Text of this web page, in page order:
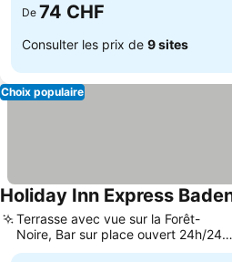
De 74 CHF
Consulter les prix de 9 sites
Choix populaire
Holiday Inn Express
Terrasse avec vue sur la Forêt-
Noire, Bar sur place ouvert 24h/24
et 7j/7